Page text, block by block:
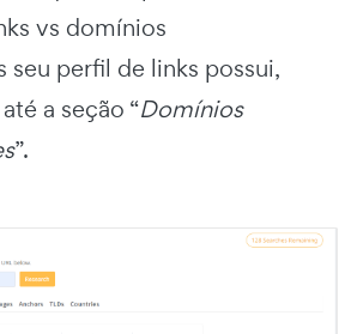
vs domínios
seu perfil de links possui,
a seção “Domínios
”.